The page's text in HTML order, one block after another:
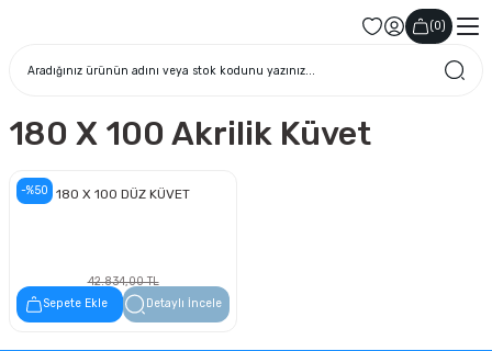
(0)
180 X 100 Akrilik Küvet
-%50 180 X 100 DÜZ KÜVET
42.834,00 TL
21.417,00 TL
Sepete Ekle Detaylı İncele